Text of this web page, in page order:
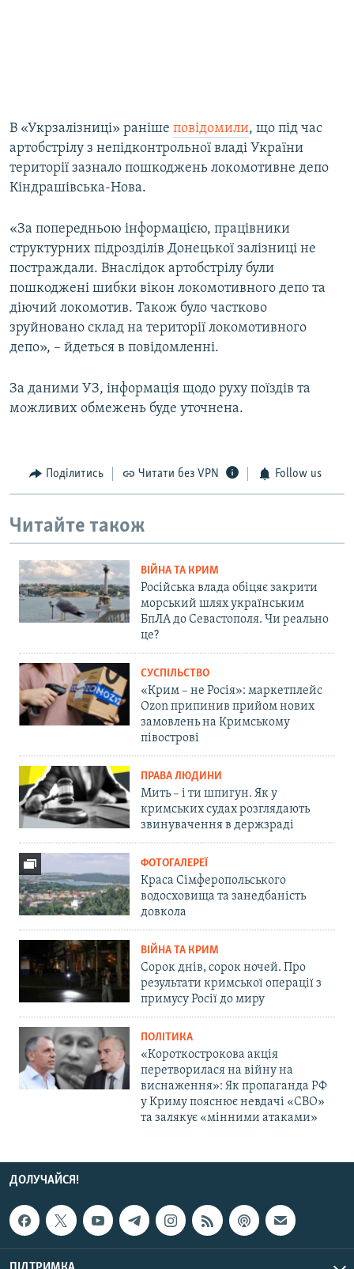
В «Укрзалізниці» раніше повідомили, що під час
артобстрілу з непідконтрольної владі України
території зазнало пошкоджень локомотивне депо
Кіндрашівська-Нова.
«За попередньою інформацією, працівники
структурних підрозділів Донецької залізниці не
постраждали. Внаслідок артобстрілу були
пошкоджені шибки вікон локомотивного депо та
діючий локомотив. Також було частково
зруйновано склад на території локомотивного
депо», – йдеться в повідомленні.
За даними УЗ, інформація щодо руху поїздів та
можливих обмежень буде уточнена.
Поділитись Читати без VPN Follow us
Читайте також
ВІЙНА ТА КРИМ
Російська влада обіцяє закрити
морський шлях українським
БпЛА до Севастополя. Чи реально
це?
СУСПІЛЬСТВО
«Крим – не Росія»: маркетплейс
Ozon припинив прийом нових
замовлень на Кримському
півострові
ПРАВА ЛЮДИНИ
Мить – і ти шпигун. Як у
кримських судах розглядають
звинувачення в держзраді
ФОТОГАЛЕРЕЇ
Краса Сімферопольського
водосховища та занедбаність
довкола
ВІЙНА ТА КРИМ
Сорок днів, сорок ночей. Про
результати кримської операції з
примусу Росії до миру
ПОЛІТИКА
«Короткострокова акція
перетворилася на війну на
виснаження»: Як пропаганда РФ
у Криму пояснює невдачі «СВО»
та залякує «мінними атаками»
ДОЛУЧАЙСЯ!